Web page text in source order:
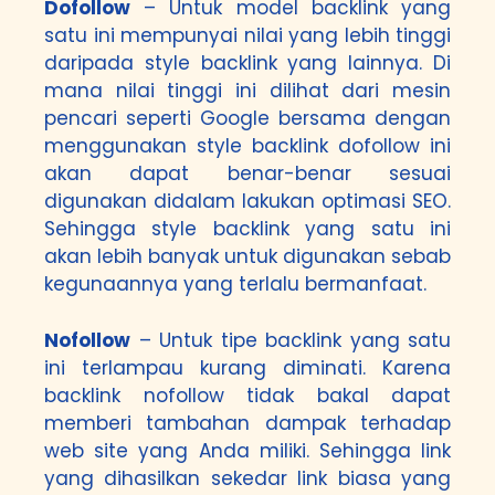
Dofollow – Untuk model backlink yang
satu ini mempunyai nilai yang lebih tinggi
daripada style backlink yang lainnya. Di
mana nilai tinggi ini dilihat dari mesin
pencari seperti Google bersama dengan
menggunakan style backlink dofollow ini
akan dapat benar-benar sesuai
digunakan didalam lakukan optimasi SEO.
Sehingga style backlink yang satu ini
akan lebih banyak untuk digunakan sebab
kegunaannya yang terlalu bermanfaat.
Nofollow – Untuk tipe backlink yang satu
ini terlampau kurang diminati. Karena
backlink nofollow tidak bakal dapat
memberi tambahan dampak terhadap
web site yang Anda miliki. Sehingga link
yang dihasilkan sekedar link biasa yang